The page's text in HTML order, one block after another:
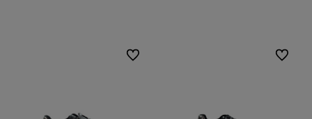
Do ulubionych Do